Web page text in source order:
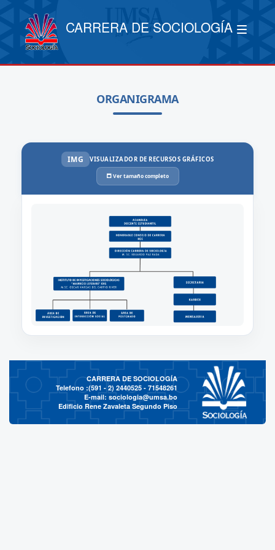
CARRERA DE SOCIOLOGÍA
ORGANIGRAMA
IMG VISUALIZADOR DE RECURSOS GRÁFICOS
🗖 Ver tamaño completo
CARRERA DE SOCIOLOGÍA
Telefono :(591 - 2) 2440525 - 71548261
E-mail: sociologia@umsa.bo
Edificio Rene Zavaleta Segundo Piso